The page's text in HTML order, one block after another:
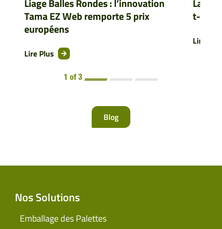
Liage Balles Rondes : l’innovation
Tama EZ Web remporte 5 prix
européens
Lire Plus
La
t-elle
Lire Plus
1 of 3
Blog
Nos Solutions
Emballage des Palettes